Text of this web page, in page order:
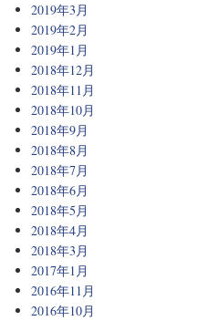
2019年3月
2019年2月
2019年1月
2018年12月
2018年11月
2018年10月
2018年9月
2018年8月
2018年7月
2018年6月
2018年5月
2018年4月
2018年3月
2017年1月
2016年11月
2016年10月